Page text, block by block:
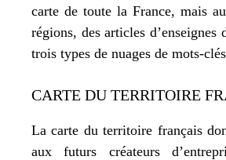
carte de toute la France, mais
régions, des articles d’enseignes
trois types de nuages de mots-
CARTE DU TERRITOIRE
La carte du territoire français
aux futurs créateurs